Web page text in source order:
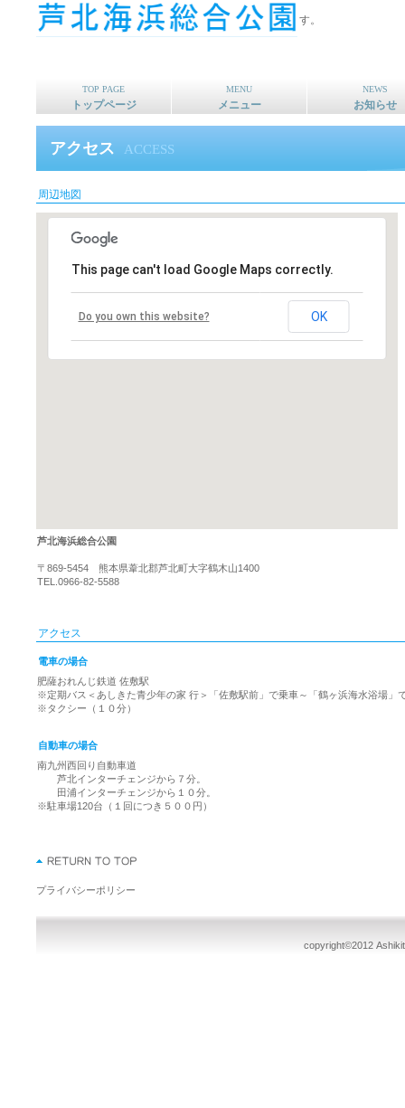
芦北海浜総合公園は スポーツと遊びの空間を提供します。
アクセス ACCESS
周辺地図
This page can't load Google Maps correctly.
Do you own this website? OK
芦北海浜総合公園
〒869-5454 熊本県葦北郡芦北町大字鶴木山1400
TEL.0966-82-5588
アクセス
電車の場合
肥薩おれんじ鉄道 佐敷駅
※定期バス＜あしきた青少年の家 行＞「佐敷駅前」で乗車～「鶴ヶ浜海水浴場」
※タクシー（１０分）
自動車の場合
南九州西回り自動車道
芦北インターチェンジから７分。
田浦インターチェンジから１０分。
※駐車場120台（１回につき５００円）
TOP PAGE
トップページ
MENU
メニュー
NEWS
お知らせ
copyright©2012
プライバシーポリシー